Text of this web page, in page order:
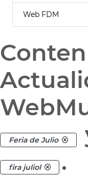
Web FDM
Feria de Julio
fira juliol .